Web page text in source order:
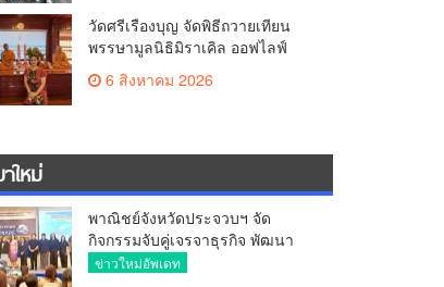
วัดศรีเรืองบุญ จัดพิธีถวายเทียน
พรรษามูลนิธิมิราเคิล ออฟไลฟ์
ประจำปี 2569 พล.ต.ต.ศิริวัฒน์
ดีพอ ให้เกียรติเป็นประธาน
6 สิงหาคม 2026
ใหม่
พาณิชย์จังหวัดประจวบฯ จัด
กิจกรรมจับคู่เจรจาธุรกิจ พัฒนา
ศักยภาพ ผู้ประกอบการ ขยายช่อง
ข่าวใหม่อัพเดท